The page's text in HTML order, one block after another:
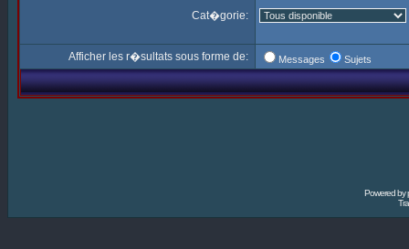
Cat�gorie:
Afficher les r�sultats sous forme de: Messages Sujets
Powered by